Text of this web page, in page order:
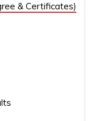
& Certificates)